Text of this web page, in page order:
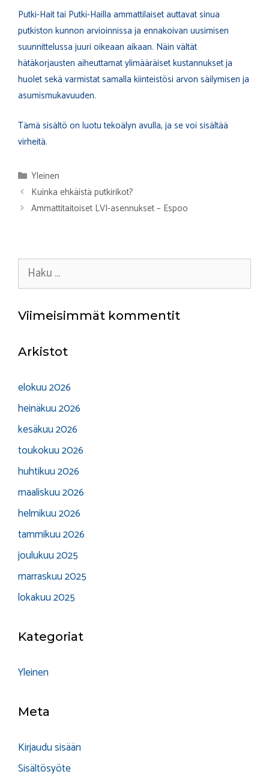
Putki-Hait tai Putki-Hailla ammattilaiset auttavat sinua
putkiston kunnon arvioinnissa ja ennakoivan uusimisen
suunnittelussa juuri oikeaan aikaan. Näin vältät
hätäkorjausten aiheuttamat ylimääräiset kustannukset ja
huolet sekä varmistat samalla kiinteistösi arvon säilymisen ja
asumismukavuuden.
Tämä sisältö on luotu tekoälyn avulla, ja se voi sisältää
virheitä.
Kategoriat
Yleinen
Kuinka ehkäistä putkirikot?
Ammattitaitoiset LVI-asennukset – Espoo
Haku:
Viimeisimmät kommentit
Arkistot
elokuu 2026
heinäkuu 2026
kesäkuu 2026
toukokuu 2026
huhtikuu 2026
maaliskuu 2026
helmikuu 2026
tammikuu 2026
joulukuu 2025
marraskuu 2025
lokakuu 2025
Kategoriat
Yleinen
Meta
Kirjaudu sisään
Sisältösyöte